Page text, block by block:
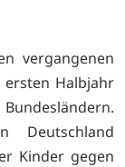
vergangenen
ersten Halbjahr
Deutschland
Kinder gegen